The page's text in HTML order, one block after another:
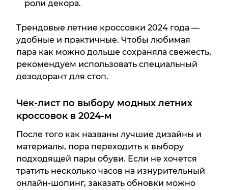
роли декора.
Трендовые летние кроссовки 2024 года —
удобные и практичные. Чтобы любимая
пара как можно дольше сохраняла свежесть,
рекомендуем использовать специальный
дезодорант для стоп.
Чек-лист по выбору модных летних
кроссовок в 2024-м
После того как названы лучшие дизайны и
материалы, пора переходить к выбору
подходящей пары обуви. Если не хочется
тратить несколько часов на изнурительный
онлайн-шопинг, заказать обновки можно